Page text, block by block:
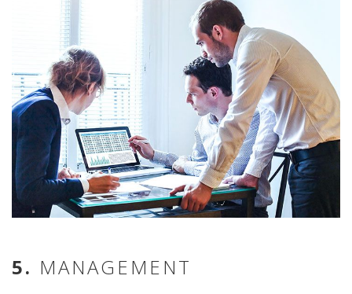
5. MANAGEMENT